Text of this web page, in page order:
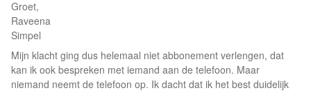
Groet,
Raveena
Simpel
Mijn klacht ging dus helemaal niet abbonement verlengen, dat
kan ik ook bespreken met iemand aan de telefoon. Maar
niemand neemt de telefoon op. Ik dacht dat ik het best duidelijk